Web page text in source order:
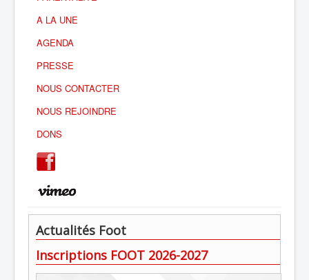
A LA UNE
AGENDA
PRESSE
NOUS CONTACTER
NOUS REJOINDRE
DONS
Actualités Foot
Inscriptions FOOT 2026-2027